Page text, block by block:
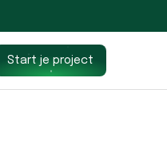
Start je project